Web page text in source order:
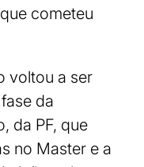
cometeu
voltou a ser
da
da PF, que
no Master e a